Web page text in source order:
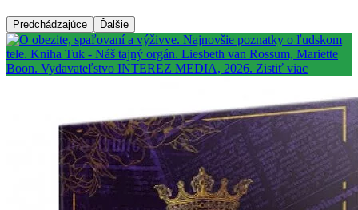
Predchádzajúce Ďalšie